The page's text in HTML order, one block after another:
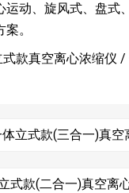
运动、旋风式、盘式
。
式款真空离心浓缩仪 /
立式款(三合一)真空
式款(二合一)真空离